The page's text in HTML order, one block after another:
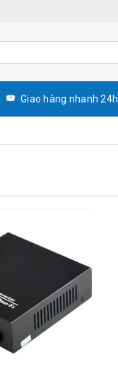
Giao hàng nhanh 24h